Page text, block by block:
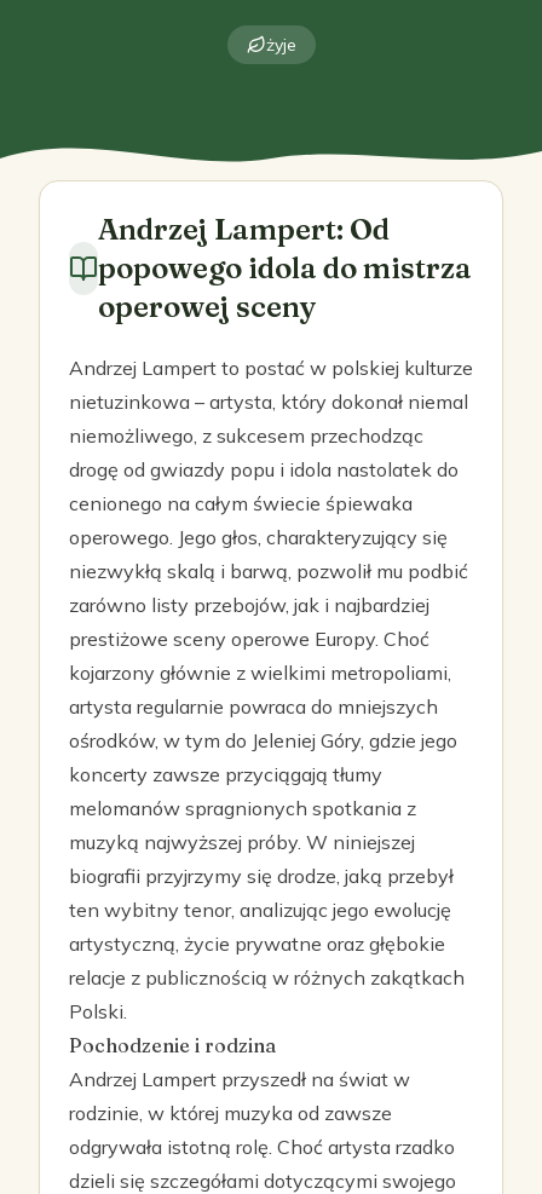
żyje
Andrzej Lampert: Od
popowego idola do mistrza
operowej sceny
Andrzej Lampert to postać w polskiej kulturze
nietuzinkowa – artysta, który dokonał niemal
niemożliwego, z sukcesem przechodząc
drogę od gwiazdy popu i idola nastolatek do
cenionego na całym świecie śpiewaka
operowego. Jego głos, charakteryzujący się
niezwykłą skalą i barwą, pozwolił mu podbić
zarówno listy przebojów, jak i najbardziej
prestiżowe sceny operowe Europy. Choć
kojarzony głównie z wielkimi metropoliami,
artysta regularnie powraca do mniejszych
ośrodków, w tym do Jeleniej Góry, gdzie jego
koncerty zawsze przyciągają tłumy
melomanów spragnionych spotkania z
muzyką najwyższej próby. W niniejszej
biografii przyjrzymy się drodze, jaką przebył
ten wybitny tenor, analizując jego ewolucję
artystyczną, życie prywatne oraz głębokie
relacje z publicznością w różnych zakątkach
Polski.
Pochodzenie i rodzina
Andrzej Lampert przyszedł na świat w
rodzinie, w której muzyka od zawsze
odgrywała istotną rolę. Choć artysta rzadko
dzieli się szczegółami dotyczącymi swojego